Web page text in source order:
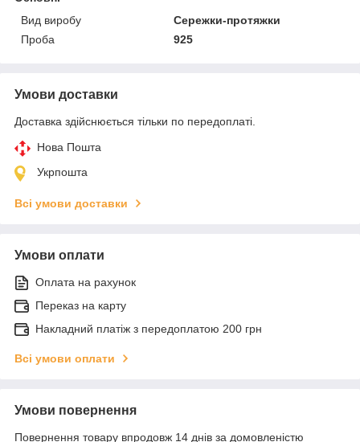
Вид виробу
Сережки-протяжки
Проба
925
Умови доставки
Доставка здійснюється тільки по передоплаті.
Нова Пошта
Укрпошта
Всі умови доставки
Умови оплати
Оплата на рахунок
Переказ на карту
Накладний платіж з передоплатою 200 грн
Всі умови оплати
Умови повернення
Повернення товару впродовж 14 днів за домовленістю